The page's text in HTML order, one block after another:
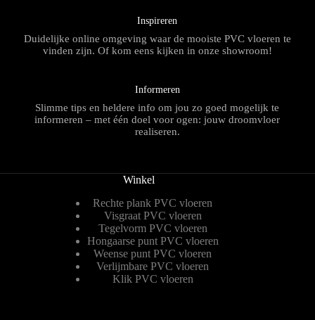
Inspireren
Duidelijke online omgeving waar de mooiste PVC vloeren te
vinden zijn. Of kom eens kijken in onze showroom!
Informeren
Slimme tips en heldere info om jou zo goed mogelijk te
informeren – met één doel voor ogen: jouw droomvloer
realiseren.
Winkel
Rechte plank PVC vloeren
Visgraat PVC vloeren
Tegelvorm PVC vloeren
Hongaarse punt PVC vloeren
Weense punt PVC vloeren
Verlijmbare PVC vloeren
Klik PVC vloeren